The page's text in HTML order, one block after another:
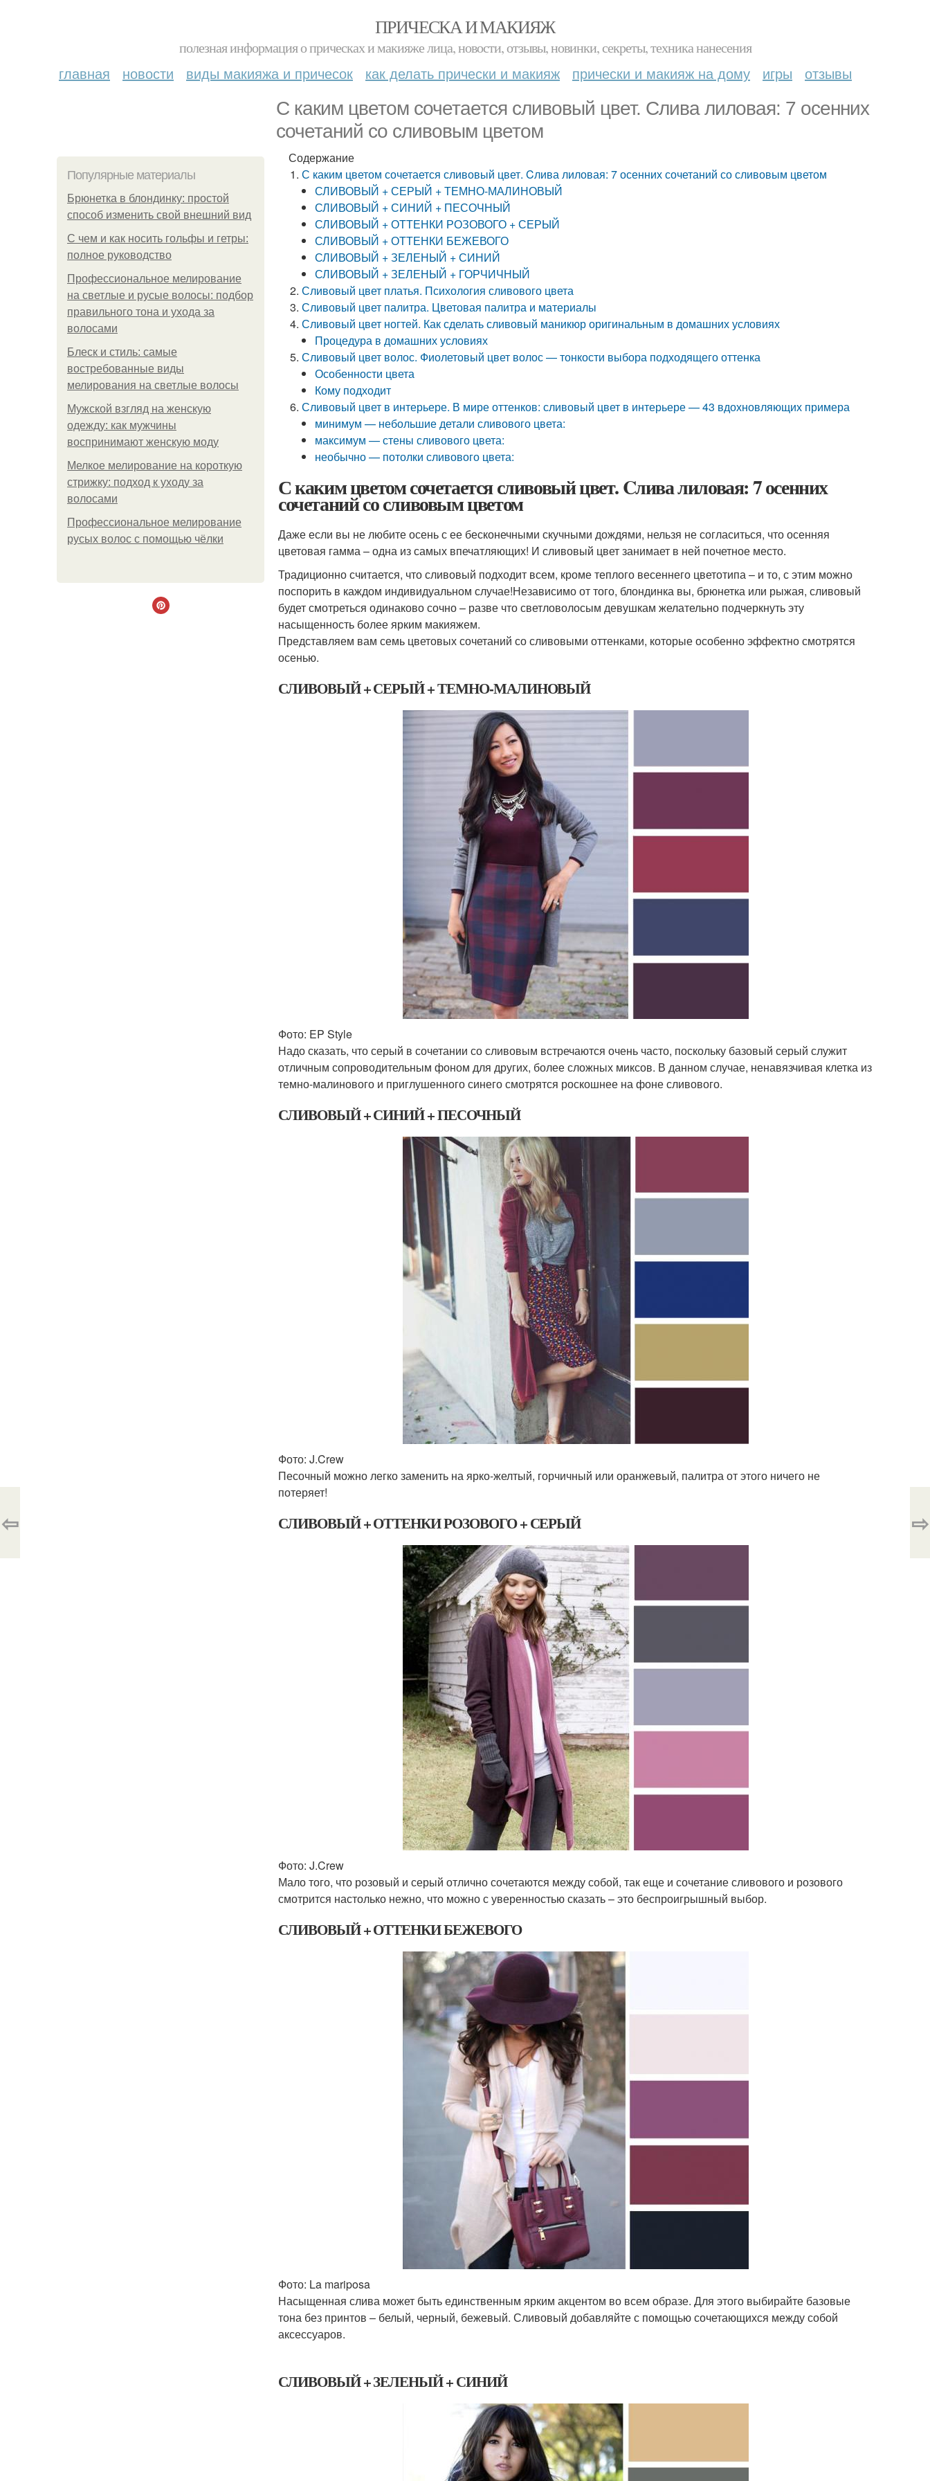
ПРИЧЕСКА И МАКИЯЖ
полезная информация о прическах и макияже лица, новости, отзывы, новинки, секреты, техника нанесения
главная новости виды макияжа и причесок как делать прически и макияж прически и макияж на дому игры отзывы
С каким цветом сочетается сливовый цвет. Cлива лиловая: 7 осенних
сочетаний со сливовым цветом
Популярные материалы
Брюнетка в блондинку: простой
способ изменить свой внешний вид
С чем и как носить гольфы и гетры:
полное руководство
Профессиональное мелирование
на светлые и русые волосы: подбор
правильного тона и ухода за
волосами
Блеск и стиль: самые
востребованные виды
мелирования на светлые волосы
Мужской взгляд на женскую
одежду: как мужчины
воспринимают женскую моду
Мелкое мелирование на короткую
стрижку: подход к уходу за
волосами
Профессиональное мелирование
русых волос с помощью чёлки
Содержание
С каким цветом сочетается сливовый цвет. Cлива лиловая: 7 осенних сочетаний со сливовым цветом
СЛИВОВЫЙ + СЕРЫЙ + ТЕМНО-МАЛИНОВЫЙ
СЛИВОВЫЙ + СИНИЙ + ПЕСОЧНЫЙ
СЛИВОВЫЙ + ОТТЕНКИ РОЗОВОГО + СЕРЫЙ
СЛИВОВЫЙ + ОТТЕНКИ БЕЖЕВОГО
СЛИВОВЫЙ + ЗЕЛЕНЫЙ + СИНИЙ
СЛИВОВЫЙ + ЗЕЛЕНЫЙ + ГОРЧИЧНЫЙ
Сливовый цвет платья. Психология сливового цвета
Сливовый цвет палитра. Цветовая палитра и материалы
Сливовый цвет ногтей. Как сделать сливовый маникюр оригинальным в домашних условиях
Процедура в домашних условиях
Сливовый цвет волос. Фиолетовый цвет волос — тонкости выбора подходящего оттенка
Особенности цвета
Кому подходит
Сливовый цвет в интерьере. В мире оттенков: сливовый цвет в интерьере — 43 вдохновляющих примера
минимум — небольшие детали сливового цвета:
максимум — стены сливового цвета:
необычно — потолки сливового цвета:
С каким цветом сочетается сливовый цвет. Cлива лиловая: 7 осенних
сочетаний со сливовым цветом
Даже если вы не любите осень с ее бесконечными скучными дождями, нельзя не согласиться, что осенняя
цветовая гамма – одна из самых впечатляющих! И сливовый цвет занимает в ней почетное место.
Традиционно считается, что сливовый подходит всем, кроме теплого весеннего цветотипа – и то, с этим можно
поспорить в каждом индивидуальном случае!Независимо от того, блондинка вы, брюнетка или рыжая, сливовый
будет смотреться одинаково сочно – разве что светловолосым девушкам желательно подчеркнуть эту
насыщенность более ярким макияжем.
Представляем вам семь цветовых сочетаний со сливовыми оттенками, которые особенно эффектно смотрятся
осенью.
СЛИВОВЫЙ + СЕРЫЙ + ТЕМНО-МАЛИНОВЫЙ
Фото: EP Style
Надо сказать, что серый в сочетании со сливовым встречаются очень часто, поскольку базовый серый служит
отличным сопроводительным фоном для других, более сложных миксов. В данном случае, ненавязчивая клетка из
темно-малинового и приглушенного синего смотрятся роскошнее на фоне сливового.
СЛИВОВЫЙ + СИНИЙ + ПЕСОЧНЫЙ
Фото: J.Crew
Песочный можно легко заменить на ярко-желтый, горчичный или оранжевый, палитра от этого ничего не
потеряет!
СЛИВОВЫЙ + ОТТЕНКИ РОЗОВОГО + СЕРЫЙ
Фото: J.Crew
Мало того, что розовый и серый отлично сочетаются между собой, так еще и сочетание сливового и розового
смотрится настолько нежно, что можно с уверенностью сказать – это беспроигрышный выбор.
СЛИВОВЫЙ + ОТТЕНКИ БЕЖЕВОГО
Фото: La mariposa
Насыщенная слива может быть единственным ярким акцентом во всем образе. Для этого выбирайте базовые
тона без принтов – белый, черный, бежевый. Сливовый добавляйте с помощью сочетающихся между собой
аксессуаров.
СЛИВОВЫЙ + ЗЕЛЕНЫЙ + СИНИЙ
⇦ ⇨